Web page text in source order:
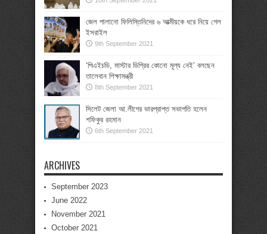
জেল পালানো ফিলিস্তিনিদের ৬ আত্মীয়কে ধরে নিয়ে গেল
ইসরাইল
9th September 2021
‘পিএইচডি, মাস্টার ডিগ্রির কোনো মূল্য নেই’ বলছেন
তালেবান শিক্ষামন্ত্রী
8th September 2021
সিলেট জেলা আ.লীগের ভারপ্রাপ্ত সভাপতি হলেন
শফিকুর রহমান
6th September 2021
ARCHIVES
September 2023
June 2022
November 2021
October 2021